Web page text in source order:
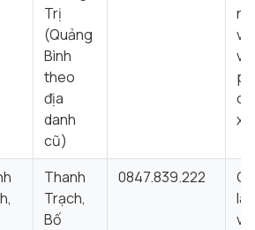
Trị
(Quảng
Bình
theo
địa
danh
cũ)
vị
Thanh
Trạch,
Bố
0847.839.222